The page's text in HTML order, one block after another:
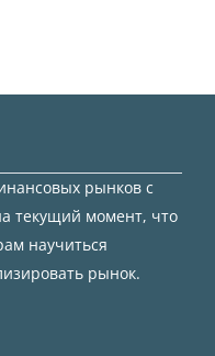
рынков с
текущий момент, что
научиться
рынок.